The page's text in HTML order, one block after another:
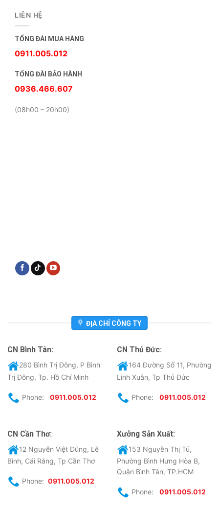
LIÊN HỆ
TỔNG ĐÀI MUA HÀNG
0911.005.012
TỔNG ĐÀI BẢO HÀNH
0936.466.607
(08h00 – 20h00)
ĐỊA CHỈ CÔNG TY
CN Bình Tân:
280 Bình Trị Đông, P Bình
Trị Đông, Tp. Hồ Chí Minh
Phone: 0911.005.012
CN Thủ Đức:
164 Đường Số 11, Phường
Linh Xuân, Tp Thủ Đức
Phone: 0911.005.012
CN Cần Thơ:
12 Nguyễn Việt Dũng, Lê
Bình, Cái Răng, Tp Cần Thơ
Phone: 0911.005.012
Xưởng Sản Xuất:
153 Nguyễn Thị Tú,
Phường Bình Hưng Hòa B,
Quận Bình Tân, TP.HCM
Phone: 0911.005.012